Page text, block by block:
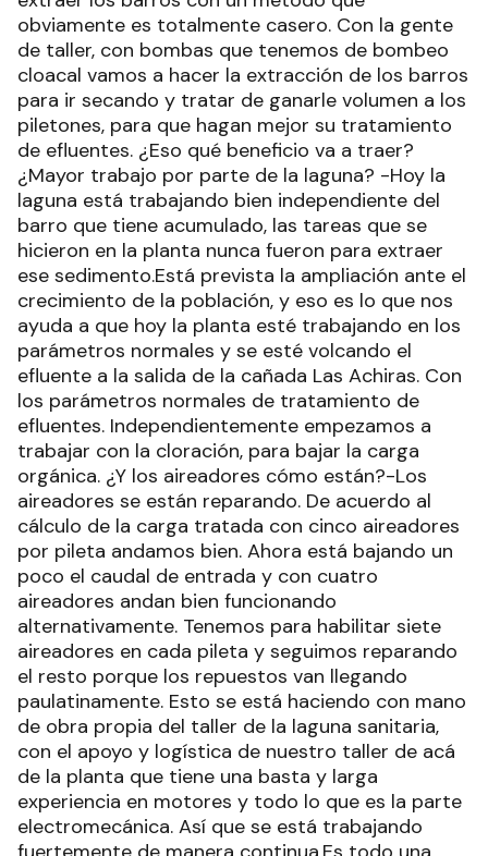
obviamente es totalmente casero. Con la gente
de taller, con bombas que tenemos de bombeo
cloacal vamos a hacer la extracción de los barros
para ir secando y tratar de ganarle volumen a los
piletones, para que hagan mejor su tratamiento
de efluentes. ¿Eso qué beneficio va a traer?
¿Mayor trabajo por parte de la laguna? -Hoy la
laguna está trabajando bien independiente del
barro que tiene acumulado, las tareas que se
hicieron en la planta nunca fueron para extraer
ese sedimento.Está prevista la ampliación ante el
crecimiento de la población, y eso es lo que nos
ayuda a que hoy la planta esté trabajando en los
parámetros normales y se esté volcando el
efluente a la salida de la cañada Las Achiras. Con
los parámetros normales de tratamiento de
efluentes. Independientemente empezamos a
trabajar con la cloración, para bajar la carga
orgánica. ¿Y los aireadores cómo están?-Los
aireadores se están reparando. De acuerdo al
cálculo de la carga tratada con cinco aireadores
por pileta andamos bien. Ahora está bajando un
poco el caudal de entrada y con cuatro
aireadores andan bien funcionando
alternativamente. Tenemos para habilitar siete
aireadores en cada pileta y seguimos reparando
el resto porque los repuestos van llegando
paulatinamente. Esto se está haciendo con mano
de obra propia del taller de la laguna sanitaria,
con el apoyo y logística de nuestro taller de acá
de la planta que tiene una basta y larga
experiencia en motores y todo lo que es la parte
electromecánica. Así que se está trabajando